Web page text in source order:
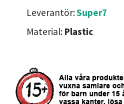
Leverantör:Super7
Material: Plastic